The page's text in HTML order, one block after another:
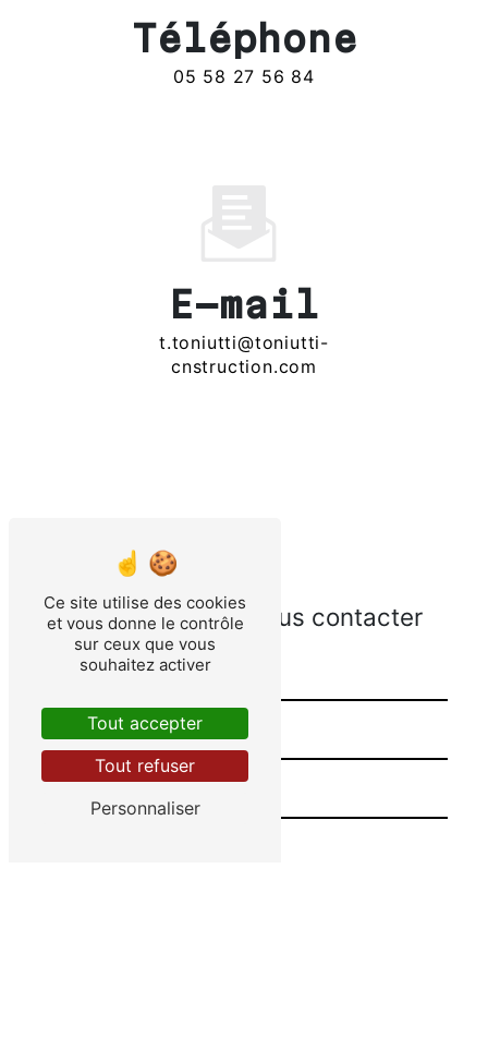
Téléphone
05 58 27 56 84
E-mail
t.toniutti@toniutti-
cnstruction.com
N'hésitez pas à nous contacter
Ce site utilise des cookies
et vous donne le contrôle
sur ceux que vous
souhaitez activer
Tout accepter
Tout refuser
Personnaliser